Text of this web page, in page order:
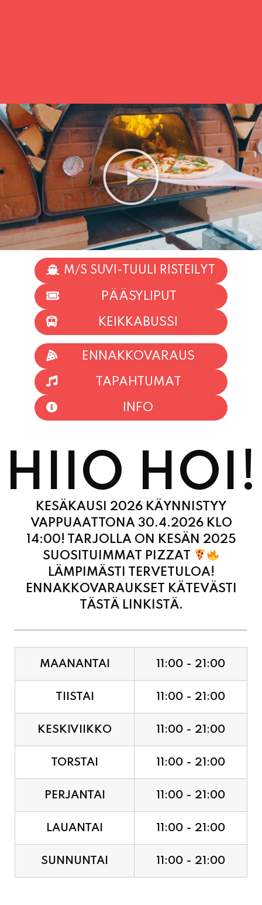
M/S SUVI-TUULI RISTEILYT
PÄÄSYLIPUT
KEIKKABUSSI
TAPAHTUMAT
INFO
HIIO HOI!
KESÄKAUSI 2026 KÄYNNISTYY
VAPPUAATTONA 30.4.2026 KLO
14:00! TARJOLLA ON KESÄN 2025
SUOSITUIMMAT PIZZAT
LÄMPIMÄSTI TERVETULOA!
ENNAKKOVARAUKSET KÄTEVÄSTI
TÄSTÄ LINKISTÄ.
TIISTAI 11:00 - 21:00
KESKIVIIKKO 11:00 - 21:00
TORSTAI 11:00 - 21:00
PERJANTAI 11:00 - 21:00
LAUANTAI 11:00 - 21:00
SUNNUNTAI 11:00 - 21:00